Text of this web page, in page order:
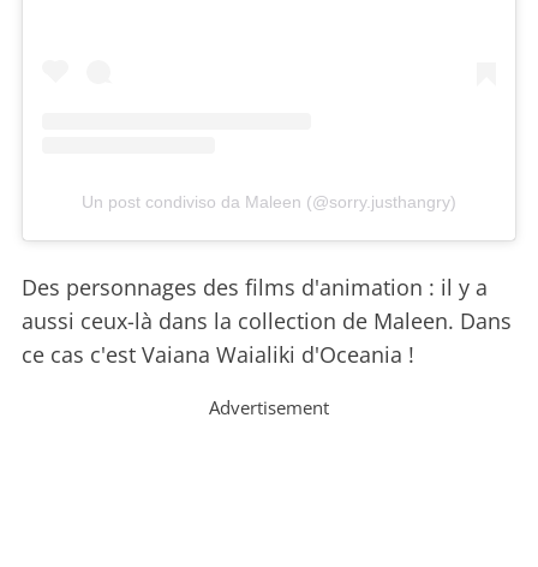
Un post condiviso da Maleen (@sorry.justhangry)
Des personnages des films d'animation : il y a
aussi ceux-là dans la collection de Maleen. Dans
ce cas c'est Vaiana Waialiki d'Oceania !
Advertisement